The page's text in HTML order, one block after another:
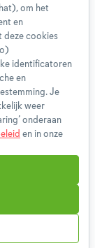
om het
en
deze cookies
identificatoren
en
Je
weer
onderaan
en in onze